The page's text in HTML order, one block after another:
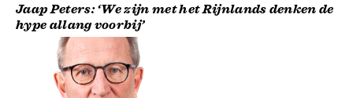
Jaap Peters: ‘We zijn met het Rijnlands denken de
hype allang voorbij’